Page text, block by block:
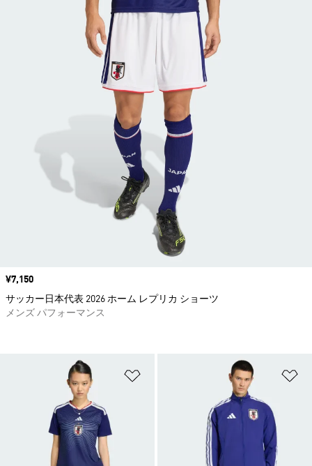
ほしいものリストに追加
価格
¥7,150
サッカー日本代表 2026 ホーム レプリカ ショーツ
メンズ パフォーマンス